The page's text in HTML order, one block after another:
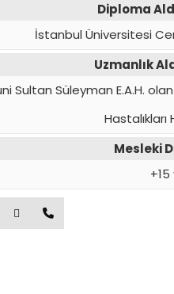
Diploma
İstanbul Üniversitesi
Uzmanlık
Sultan Süleyman E.A.H.
Mesleki
+15